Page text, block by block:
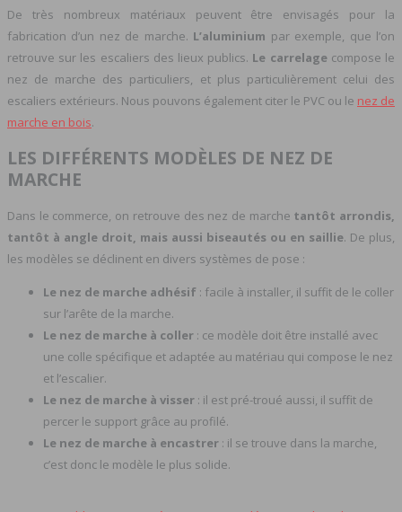
De très nombreux matériaux peuvent être envisagés pour la
fabrication d’un nez de marche. L’aluminium par exemple, que l’on
retrouve sur les escaliers des lieux publics. Le carrelagecompose le
nez de marche des particuliers, et plus particulièrement celui des
escaliers extérieurs. Nous pouvons également citer le PVC ou le nez de
marche en bois.
LES DIFFÉRENTS MODÈLES DE NEZ DE
MARCHE
Dans le commerce, on retrouve des nez de marche tantôt arrondis,
tantôt à angle droit, mais aussi biseautés ou en saillie. De plus,
les modèles se déclinent en divers systèmes de pose :
Le nez de marche adhésif : facile à installer, il suffit de le coller
sur l’arête de la marche.
Le nez de marche à coller : ce modèle doit être installé avec
une colle spécifique et adaptée au matériau qui compose le nez
et l’escalier.
Le nez de marche à visser : il est pré-troué aussi, il suffit de
percer le support grâce au profilé.
Le nez de marche à encastrer : il se trouve dans la marche,
c’est donc le modèle le plus solide.